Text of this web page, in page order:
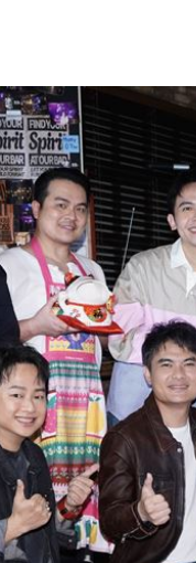
18:15